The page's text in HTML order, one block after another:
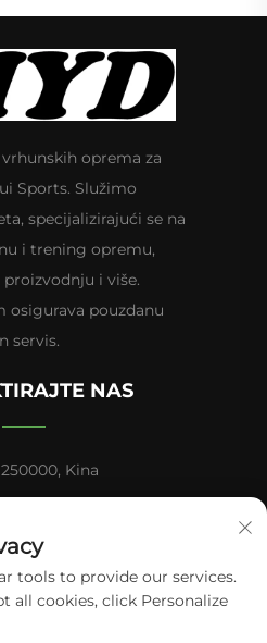
oprema za
Sports. Služimo
specijalizirajući se na
i trening opremu,
i više.
osigurava pouzdanu
servis.
NAS
Kina
tools to provide our services.
all cookies, click Personalize